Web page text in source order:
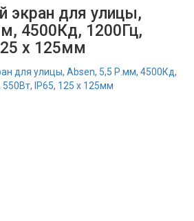
экран для улицы,
4500Кд, 1200Гц,
x 125мм